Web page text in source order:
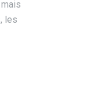
les